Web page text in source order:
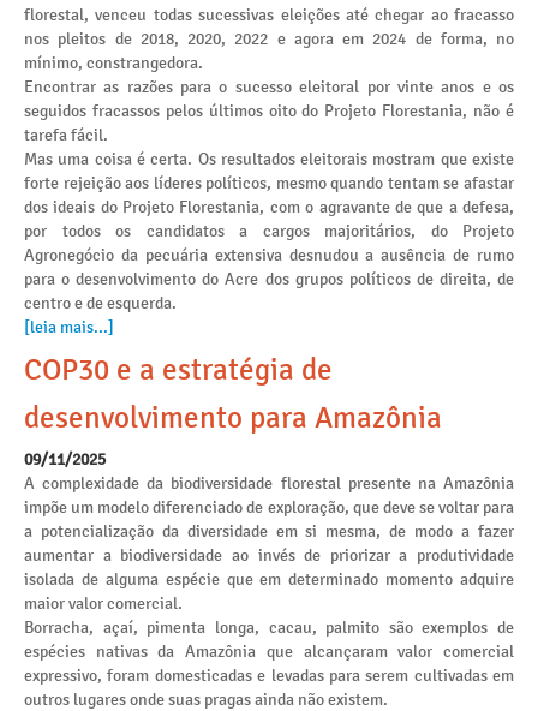
florestal, venceu todas sucessivas eleições até chegar ao fracasso
nos pleitos de 2018, 2020, 2022 e agora em 2024 de forma, no
mínimo, constrangedora.
Encontrar as razões para o sucesso eleitoral por vinte anos e os
seguidos fracassos pelos últimos oito do Projeto Florestania, não é
tarefa fácil.
Mas uma coisa é certa. Os resultados eleitorais mostram que existe
forte rejeição aos líderes políticos, mesmo quando tentam se afastar
dos ideais do Projeto Florestania, com o agravante de que a defesa,
por todos os candidatos a cargos majoritários, do Projeto
Agronegócio da pecuária extensiva desnudou a ausência de rumo
para o desenvolvimento do Acre dos grupos políticos de direita, de
centro e de esquerda.
[leia mais...]
COP30 e a estratégia de
desenvolvimento para Amazônia
09/11/2025
A complexidade da biodiversidade florestal presente na Amazônia
impõe um modelo diferenciado de exploração, que deve se voltar para
a potencialização da diversidade em si mesma, de modo a fazer
aumentar a biodiversidade ao invés de priorizar a produtividade
isolada de alguma espécie que em determinado momento adquire
maior valor comercial.
Borracha, açaí, pimenta longa, cacau, palmito são exemplos de
espécies nativas da Amazônia que alcançaram valor comercial
expressivo, foram domesticadas e levadas para serem cultivadas em
outros lugares onde suas pragas ainda não existem.